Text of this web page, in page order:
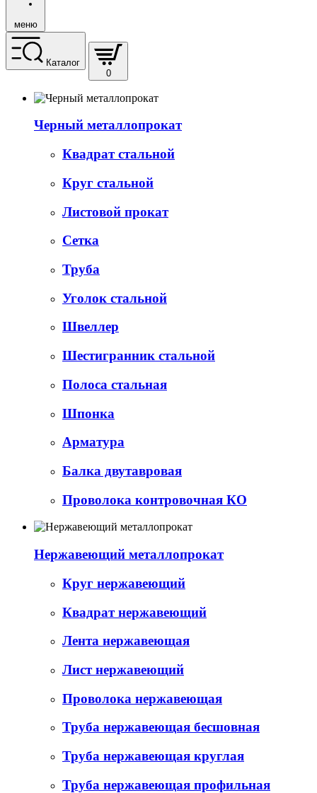
меню
Каталог
0
Черный металлопрокат
Квадрат стальной
Круг стальной
Листовой прокат
Сетка
Труба
Уголок стальной
Швеллер
Шестигранник стальной
Полоса стальная
Шпонка
Арматура
Балка двутавровая
Проволока контровочная КО
Нержавеющий металлопрокат
Круг нержавеющий
Квадрат нержавеющий
Лента нержавеющая
Лист нержавеющий
Проволока нержавеющая
Труба нержавеющая бесшовная
Труба нержавеющая круглая
Труба нержавеющая профильная